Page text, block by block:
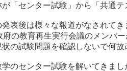
「センター試験」から「共通
表後は様々な報道がなされて
府の教育再生実行会議のメンバ
の試験問題を確認しないで何
のセンター試験を解いてきま